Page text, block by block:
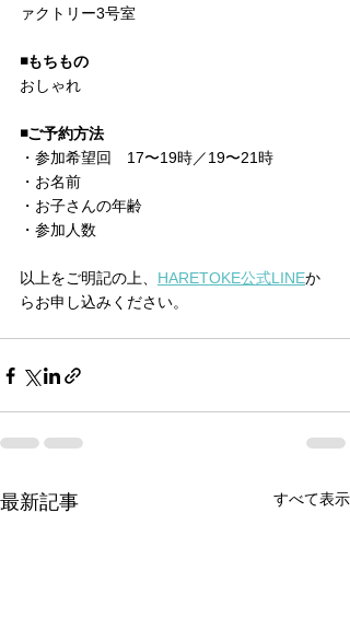
ァクトリー3号室
◾️もちもの
おしゃれ
◾️ご予約方法
・参加希望回　17〜19時／19〜21時
・お名前
・お子さんの年齢
・参加人数
以上をご明記の上、 HARETOKE公式LINEか
らお申し込みください。
最新記事 すべて表示